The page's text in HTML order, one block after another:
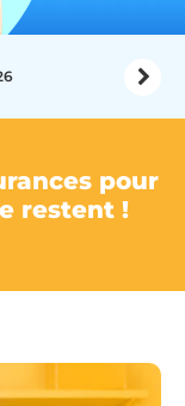
pour
restent !